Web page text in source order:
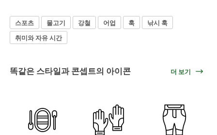
스포츠 물고기 강철 어업 훅
낚시 훅
취미와 자유 시간
똑같은 스타일과 콘셉트의 아이콘 더 보기